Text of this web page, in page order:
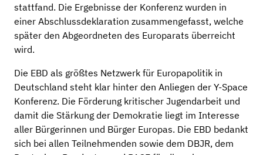
stattfand. Die Ergebnisse der Konferenz wurden in
einer Abschlussdeklaration zusammengefasst, welche
später den Abgeordneten des Europarats überreicht
wird.
Die EBD als größtes Netzwerk für Europapolitik in
Deutschland steht klar hinter den Anliegen der Y-Space
Konferenz. Die Förderung kritischer Jugendarbeit und
damit die Stärkung der Demokratie liegt im Interesse
aller Bürgerinnen und Bürger Europas. Die EBD bedankt
sich bei allen Teilnehmenden sowie dem DBJR, dem